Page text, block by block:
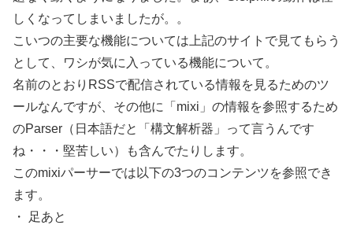
しくなってしまいましたが。。
こいつの主要な機能については上記のサイトで見てもらう
として、ワシが気に入っている機能について。
名前のとおりRSSで配信されている情報を見るためのツ
ールなんですが、その他に「mixi」の情報を参照するため
のParser（日本語だと「構文解析器」って言うんです
ね・・・堅苦しい）も含んでたりします。
このmixiパーサーでは以下の3つのコンテンツを参照でき
ます。
・ 足あと